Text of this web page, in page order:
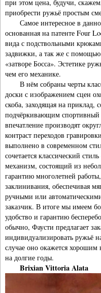
при этом цена, будучи,
приобрести ружьё простым
Самое интересное в
основанная на патенте Four
вида с подствольными
задвижки, а так же с
«затворе Босса». Эстетике
чем его механике.
В нём собраны черты
доски с изображением сцен
скоба, заходящая на приклад,
подчёркивающим спортивный
впечатление производят
контраст переходов
выполнено в современном
сочетается классический
механизм, состоящий из
гарантию многолетней
заклинивания, обеспечивая
ручными или
заказчик. В итоге мы имеем
удобство и гарантию
обычно, Фаусти предлагает
индивидуализировать ружьё
случае оно окажется
на долгие годы.
Brixian Vittoria Alata